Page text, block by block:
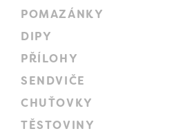
POMAZÁNKY
DIPY
PŘÍLOHY
SENDVIČE
CHUŤOVKY
TĚSTOVINY